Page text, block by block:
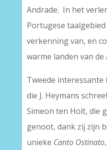
Andrade. In het
Portugese taalgebied
verkenning van, en
warme landen van
Tweede interessante
die J. Heymans
Simeon ten Holt, die
genoot, dank zij zijn
unieke Canto Ostinato